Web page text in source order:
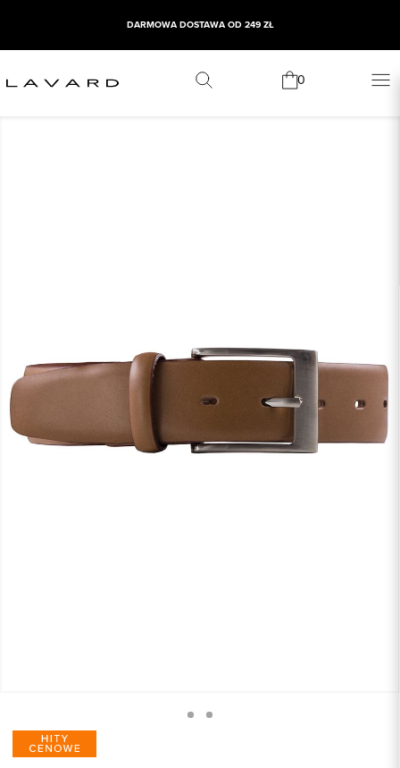
DARMOWA DOSTAWA OD 249 ZŁ
0